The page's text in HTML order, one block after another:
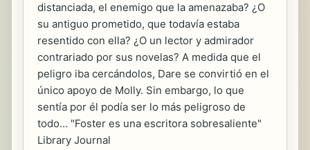
distanciada, el enemigo que la amenazaba? ¿O
su antiguo prometido, que todavía estaba
resentido con ella? ¿O un lector y admirador
contrariado por sus novelas? A medida que el
peligro iba cercándolos, Dare se convirtió en el
único apoyo de Molly. Sin embargo, lo que
sentía por él podía ser lo más peligroso de
todo… "Foster es una escritora sobresaliente"
Library Journal